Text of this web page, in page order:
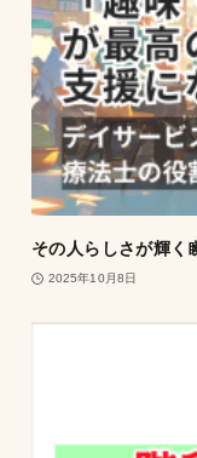
その人らしさが輝
2025年10月8日